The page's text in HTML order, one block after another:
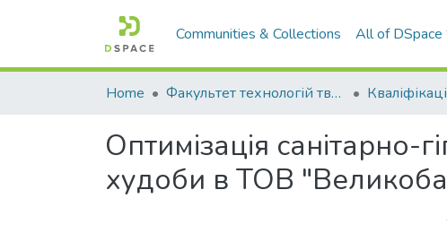
Communities & Collections All of DSpace
Home Факультет технологій тваринництва та продовольства
Оптимізація санітарно-
худоби в ТОВ